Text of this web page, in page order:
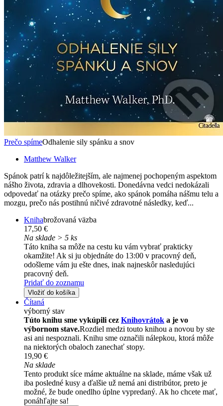
Prečo spímeOdhalenie sily spánku a snov
Matthew Walker
Spánok patrí k najdôležitejším, ale najmenej pochopeným aspektom
nášho života, zdravia a dlhovekosti. Donedávna vedci nedokázali
odpovedať na otázky prečo spíme, ako spánok pomáha nášmu telu a
mozgu, prečo nás postihnú ničivé zdravotné následky, keď...
Knihabrožovaná väzba
17,50 €
Na sklade > 5 ks
Táto kniha sa môže na cestu ku vám vybrať prakticky
okamžite! Ak si ju objednáte do 13:00 v pracovný deň,
odošleme vám ju ešte dnes, inak najneskôr nasledujúci
pracovný deň.
Pridať do zoznamu
Vložiť do košíka
Čítaná
výborný stav
Túto knihu sme vykúpili cez Knihovrátok a je vo
výbornom stave.Rozdiel medzi touto knihou a novou by ste
asi ani nespoznali. Knihu sme označili nálepkou, ktorá môže
na niektorých obaloch zanechať stopy.
19,90 €
Na sklade
Tento produkt síce máme aktuálne na sklade, máme však už
iba posledné kusy a ďalšie už nemá ani distribútor, preto je
možné, že bude onedlho úplne vypredaný. Ak ho chcete mať,
ponáhľajte sa!